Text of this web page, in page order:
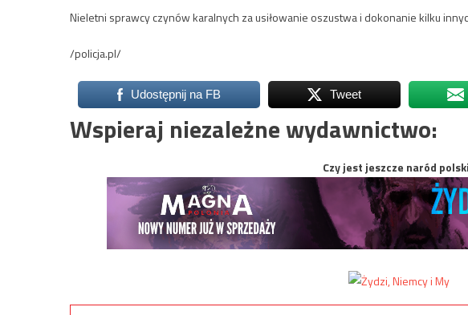
Nieletni sprawcy czynów karalnych za usiłowanie oszustwa i dokonanie kilku
/policja.pl/
Udostępnij na FB Tweet
Wspieraj niezależne wydawnictwo:
Czy jest jeszcze naród